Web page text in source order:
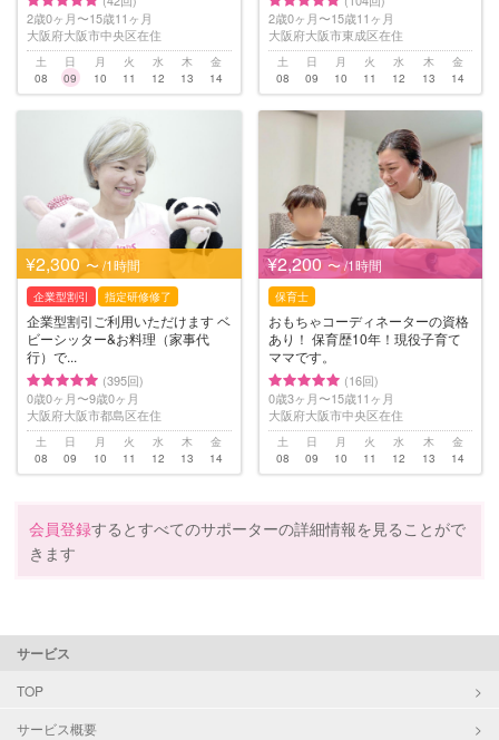
2歳0ヶ月〜15歳11ヶ月
大阪府大阪市中央区在住
土
08
日
09
月
10
火
11
水
12
木
13
金
14
2歳0ヶ月〜15歳11ヶ月
大阪府大阪市東成区在住
土
08
日
09
月
10
火
11
水
12
木
13
金
14
¥2,300 〜 /1時間
企業型割引 指定研修修了
企業型割引ご利用いただけます ベ
ビーシッター&お料理（家事代
行）で...
(395回)
0歳0ヶ月〜9歳0ヶ月
大阪府大阪市都島区在住
土
08
日
09
月
10
火
11
水
12
木
13
金
14
¥2,200 〜 /1時間
保育士
おもちゃコーディネーターの資格
あり！ 保育歴10年！現役子育て
ママです。
(16回)
0歳3ヶ月〜15歳11ヶ月
大阪府大阪市中央区在住
土
08
日
09
月
10
火
11
水
12
木
13
金
14
会員登録するとすべてのサポーターの詳細情報を見ることがで
きます
サービス
TOP
サービス概要